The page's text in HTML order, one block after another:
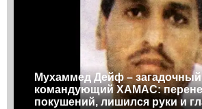
Мухаммед Дейф – загадочный
командующий ХАМАС:
покушений, лишился руки и